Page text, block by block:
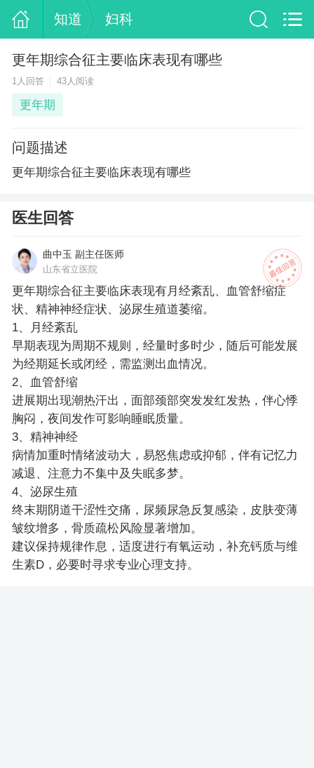
知道 妇科
更年期综合征主要临床表现有哪些
1人回答 43人阅读
更年期
问题描述
更年期综合征主要临床表现有哪些
医生回答
曲中玉 副主任医师
山东省立医院
更年期综合征主要临床表现有月经紊乱、血管舒缩症
状、精神神经症状、泌尿生殖道萎缩。
1、月经紊乱
早期表现为周期不规则，经量时多时少，随后可能发展
为经期延长或闭经，需监测出血情况。
2、血管舒缩
进展期出现潮热汗出，面部颈部突发发红发热，伴心悸
胸闷，夜间发作可影响睡眠质量。
3、精神神经
病情加重时情绪波动大，易怒焦虑或抑郁，伴有记忆力
减退、注意力不集中及失眠多梦。
4、泌尿生殖
终末期阴道干涩性交痛，尿频尿急反复感染，皮肤变薄
皱纹增多，骨质疏松风险显著增加。
建议保持规律作息，适度进行有氧运动，补充钙质与维
生素D，必要时寻求专业心理支持。